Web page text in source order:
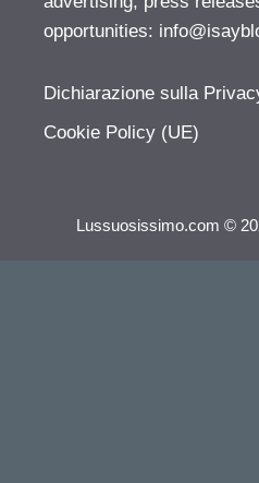
opportunities:
Dichiarazione sulla
Cookie Policy (UE)
Lussuosissimo.com ©